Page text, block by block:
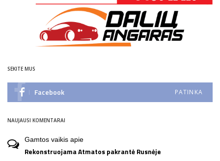
SEKITE MUS
Facebook PATINKA
NAUJAUSI KOMENTARAI
Gamtos vaikis apie
Rekonstruojama Atmatos pakrantė Rusnėje